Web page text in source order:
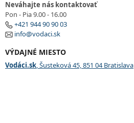
Neváhajte nás kontaktovať
Pon - Pia 9.00 - 16.00
+421 944 90 90 03
info@vodaci.sk
VÝDAJNÉ MIESTO
Vodáci.sk, Šusteková 45, 851 04 Bratislava